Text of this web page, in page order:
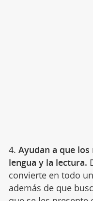
4. Ayudan a que
lengua y la lectura.
convierte en todo
además de que